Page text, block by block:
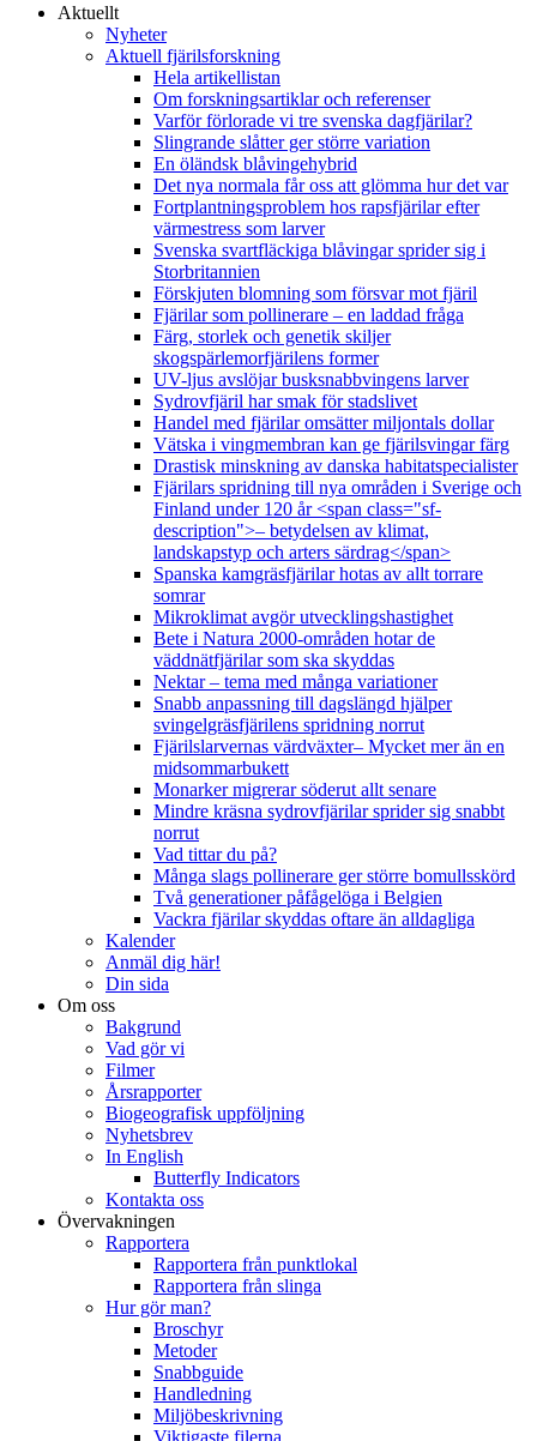
Aktuellt
Nyheter
Aktuell fjärilsforskning
Hela artikellistan
Om forskningsartiklar och referenser
Varför förlorade vi tre svenska dagfjärilar?
Slingrande slåtter ger större variation
En öländsk blåvingehybrid
Det nya normala får oss att glömma hur det var
Fortplantningsproblem hos rapsfjärilar efter
värmestress som larver
Svenska svartfläckiga blåvingar sprider sig i
Storbritannien
Förskjuten blomning som försvar mot fjäril
Fjärilar som pollinerare – en laddad fråga
Färg, storlek och genetik skiljer
skogspärlemorfjärilens former
UV-ljus avslöjar busksnabbvingens larver
Sydrovfjäril har smak för stadslivet
Handel med fjärilar omsätter miljontals dollar
Vätska i vingmembran kan ge fjärilsvingar färg
Drastisk minskning av danska habitatspecialister
Fjärilars spridning till nya områden i Sverige och
Finland under 120 år <span class="sf-
description">– betydelsen av klimat,
landskapstyp och arters särdrag</span>
Spanska kamgräsfjärilar hotas av allt torrare
somrar
Mikroklimat avgör utvecklingshastighet
Bete i Natura 2000-områden hotar de
väddnätfjärilar som ska skyddas
Nektar – tema med många variationer
Snabb anpassning till dagslängd hjälper
svingelgräsfjärilens spridning norrut
Fjärilslarvernas värdväxter– Mycket mer än en
midsommarbukett
Monarker migrerar söderut allt senare
Mindre kräsna sydrovfjärilar sprider sig snabbt
norrut
Vad tittar du på?
Många slags pollinerare ger större bomullsskörd
Två generationer påfågelöga i Belgien
Vackra fjärilar skyddas oftare än alldagliga
Kalender
Anmäl dig här!
Din sida
Om oss
Bakgrund
Vad gör vi
Filmer
Årsrapporter
Biogeografisk uppföljning
Nyhetsbrev
In English
Butterfly Indicators
Kontakta oss
Övervakningen
Rapportera
Rapportera från punktlokal
Rapportera från slinga
Hur gör man?
Broschyr
Metoder
Snabbguide
Handledning
Miljöbeskrivning
Viktigaste filerna